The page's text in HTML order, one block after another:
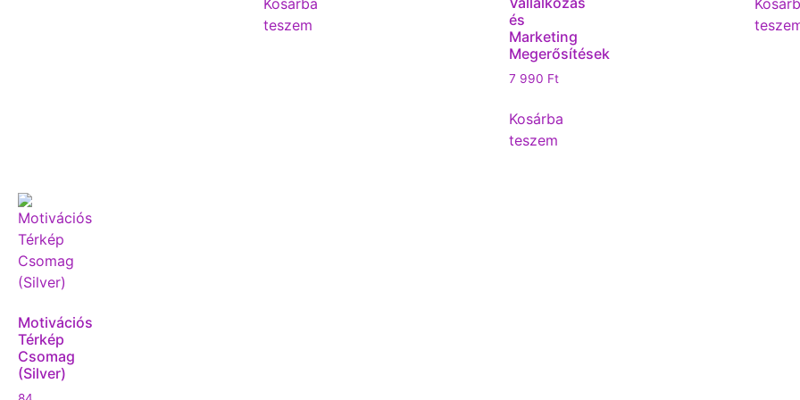
teszem
és
Marketing
Megerősítések
7 990 Ft
Kosárba
teszem
Motivációs
Térkép
Csomag
(Silver)